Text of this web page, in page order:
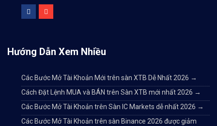
Hướng Dẫn Xem Nhiều
Các Bước Mở Tài Khoản Mới trên sàn XTB Dễ Nhất 2026 →
Cách Đặt Lệnh MUA và BÁN trên Sàn XTB mới nhất 2026 →
Các Bước Mở Tài Khoản trên Sàn IC Markets dễ nhất 2026 →
Các Bước Mở Tài Khoản trên sàn Binance 2026 được giảm